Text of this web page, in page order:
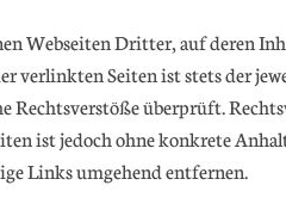
Webseiten Dritter, auf deren
verlinkten Seiten ist stets der
überprüft.
ist jedoch ohne konkrete
Links umgehend entfernen.